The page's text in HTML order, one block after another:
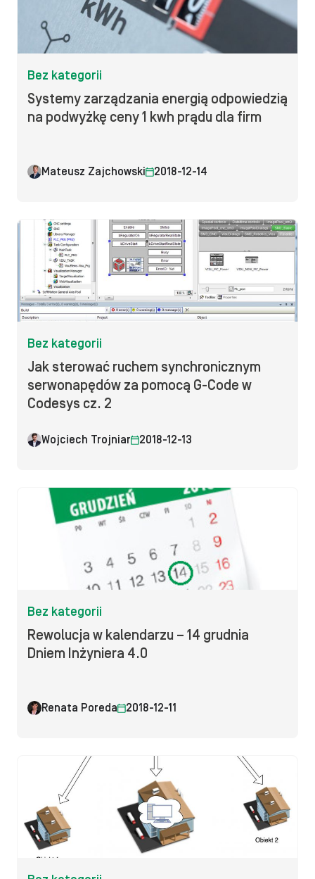
Bez kategorii
Systemy zarządzania energią odpowiedzią
na podwyżkę ceny 1 kwh prądu dla firm
Mateusz Zajchowski 2018-12-14
Bez kategorii
Jak sterować ruchem synchronicznym
serwonapędów za pomocą G-Code w
Codesys cz. 2
Wojciech Trojniar 2018-12-13
Bez kategorii
Rewolucja w kalendarzu – 14 grudnia
Dniem Inżyniera 4.0
Renata Poreda 2018-12-11